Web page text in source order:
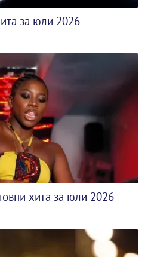
за юли 2026
хита за юли 2026